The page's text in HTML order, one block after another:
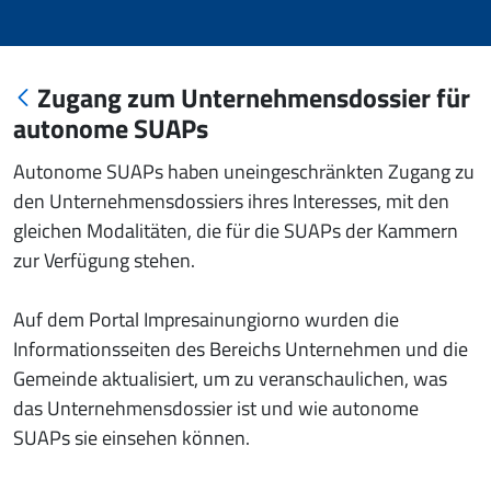
Zugang zum Unternehmensdossier für
autonome SUAPs
Autonome SUAPs haben uneingeschränkten Zugang zu
den Unternehmensdossiers ihres Interesses, mit den
gleichen Modalitäten, die für die SUAPs der Kammern
zur Verfügung stehen.
Auf dem Portal Impresainungiorno wurden die
Informationsseiten des Bereichs Unternehmen und die
Gemeinde aktualisiert, um zu veranschaulichen, was
das Unternehmensdossier ist und wie autonome
SUAPs sie einsehen können.